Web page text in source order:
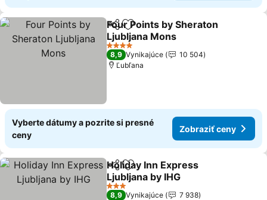
ZdieľaťPridať do obľúbených
Four Points by Sheraton
Ljubljana Mons
4 Počet hviezdičiek
8,9 Vynikajúce
10 504
Ľubľana
Vyberte dátumy a pozrite si presné
ceny
Zobraziť ceny
ZdieľaťPridať do obľúbených
Holiday Inn Express
Ljubljana by IHG
3 Počet hviezdičiek
8,9 Vynikajúce
7 938